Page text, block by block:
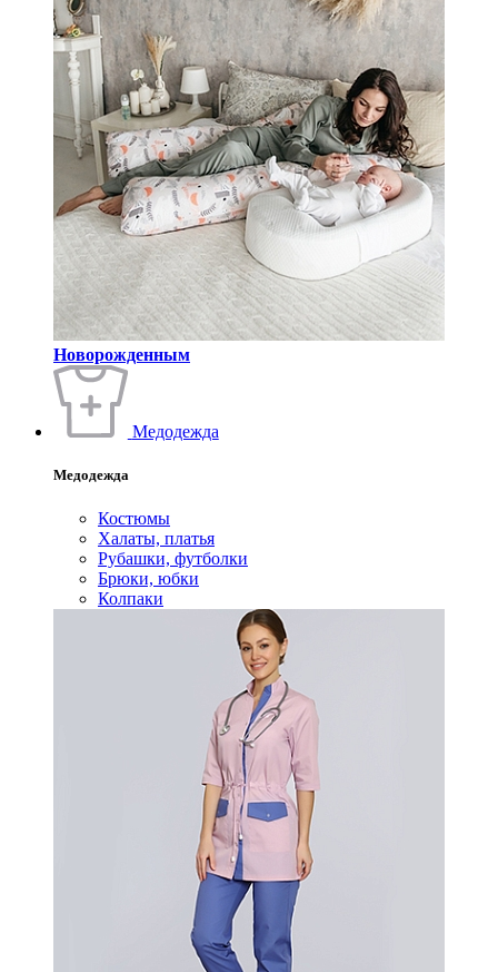
Новорожденным
Медодежда
Медодежда
Костюмы
Халаты, платья
Рубашки, футболки
Брюки, юбки
Колпаки